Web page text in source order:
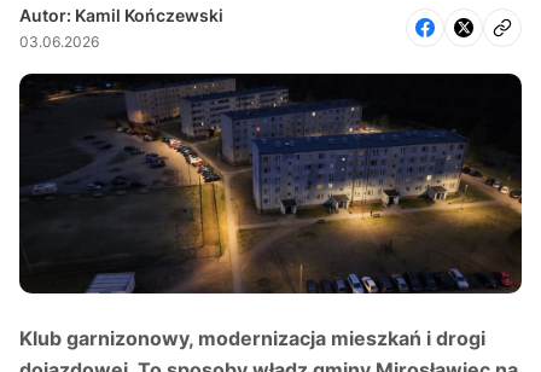
Autor: Kamil Kończewski
03.06.2026
Klub garnizonowy, modernizacja mieszkań i drogi